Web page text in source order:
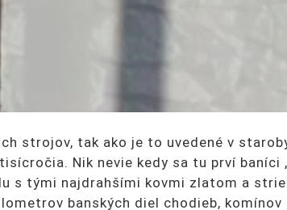
strojov, tak ako je to uvedené v
Nik nevie kedy sa tu prví
s tými najdrahšími kovmi zlatom a
banských diel chodieb,